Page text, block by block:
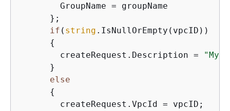
        GroupName = groupName
      };
if ( string .IsNullOrEmpty(vpcID))
{
        createRequest.Description =
"My
      }
else
{
        createRequest.VpcId = vpcID;